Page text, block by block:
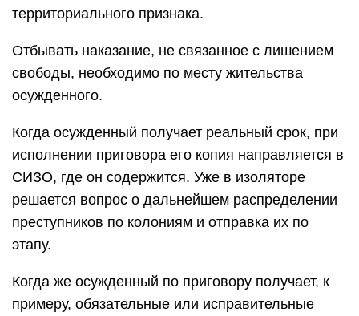
территориального признака.
Отбывать наказание, не связанное с лишением
свободы, необходимо по месту жительства
осужденного.
Когда осужденный получает реальный срок, при
исполнении приговора его копия направляется в
СИЗО, где он содержится. Уже в изоляторе
решается вопрос о дальнейшем распределении
преступников по колониям и отправка их по
этапу.
Когда же осужденный по приговору получает, к
примеру, обязательные или исправительные